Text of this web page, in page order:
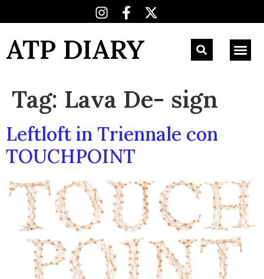
ATP DIARY
Tag: Lava De- sign
Leftloft in Triennale con
TOUCHPOINT